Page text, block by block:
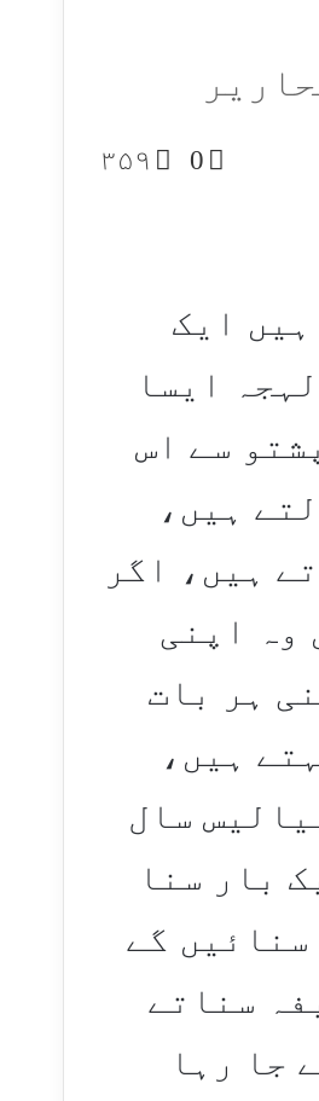
0 ۳۵۹
ایک
ایسا
سے اس
ہیں،
ہیں، اگر
وہ اپنی
ہر بات
ہیں،
سال
بار سنا
گے
سناتے
جا رہا